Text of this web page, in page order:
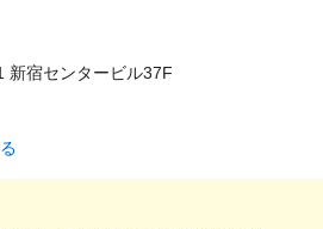
新宿センタービル37F